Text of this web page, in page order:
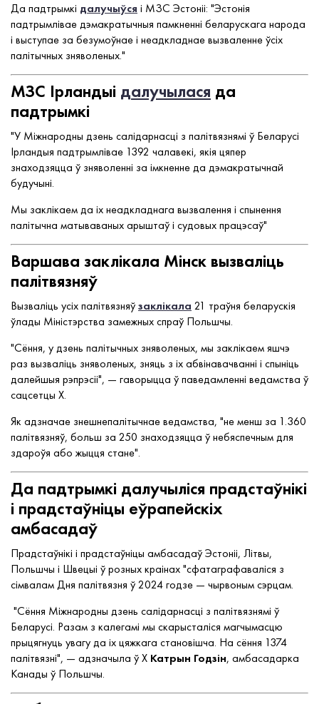
Да падтрымкі далучыўся і МЗС Эстоніі: "Эстонія
падтрымлівае дэмакратычныя памкненні беларускага народа
і выступае за безумоўнае і неадкладнае вызваленне ўсіх
палітычных зняволеных."
МЗС Ірландыі далучылася да
падтрымкі
"У Міжнародны дзень салідарнасці з палітвязнямі ў Беларусі
Ірландыя падтрымлівае 1392 чалавекі, якія цяпер
знаходзяцца ў зняволенні за імкненне да дэмакратычнай
будучыні.
Мы заклікаем да іх неадкладнага вызвалення і спынення
палітычна матываваных арыштаў і судовых працэсаў"
Варшава заклікала Мінск вызваліць
палітвязняў
Вызваліць усіх палітвязняўзаклікала 21 траўня беларускія
ўлады Міністэрства замежных спраў Польшчы.
"Сёння, у дзень палітычных зняволеных, мы заклікаем яшчэ
раз вызваліць зняволеных, зняць з іх абвінавачванні і спыніць
далейшыя рэпрэсіі", — гаворыцца ў паведамленні ведамства ў
сацсетцы X.
Як адзначае знешнепалітычнае ведамства, "не менш за 1.360
палітвязняў, больш за 250 знаходзяцца ў небяспечным для
здароўя або жыцця стане".
Да падтрымкі далучыліся прадстаўнікі
і прадстаўніцы еўрапейскіх
амбасадаў
Прадстаўнікі і прадстаўніцы амбасадаў Эстоніі, Літвы,
Польшчы і Швецыі ў розных краінах "сфатаграфаваліся з
сімвалам Дня палітвязня ў 2024 годзе — чырвоным сэрцам.
"Сёння Міжнародны дзень салідарнасці з палітвязнямі ў
Беларусі. Разам з калегамі мы скарысталіся магчымасцю
прыцягнуць увагу да іх цяжкага становішча. На сёння 1374
палітвязні", — адзначыла ў Х Катрын Годзін, амбасадарка
Канады ў Польшчы.